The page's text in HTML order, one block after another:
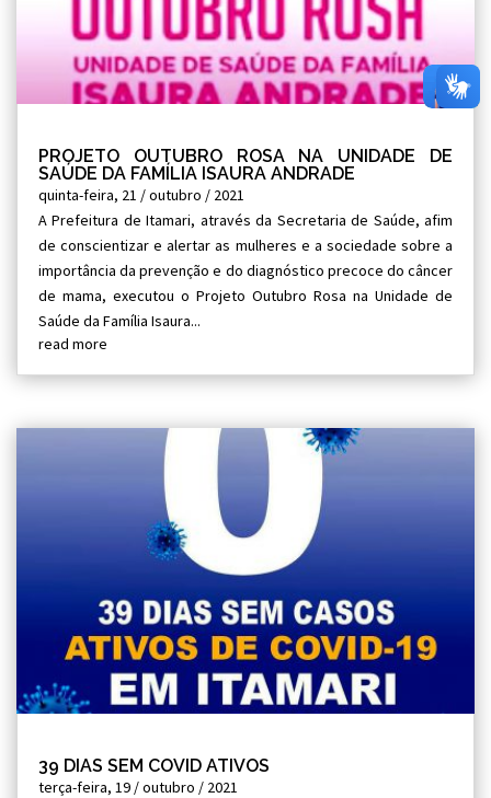
PROJETO OUTUBRO ROSA NA UNIDADE DE
SAÚDE DA FAMÍLIA ISAURA ANDRADE
quinta-feira, 21 / outubro / 2021
A Prefeitura de Itamari, através da Secretaria de Saúde, afim
de conscientizar e alertar as mulheres e a sociedade sobre a
importância da prevenção e do diagnóstico precoce do câncer
de mama, executou o Projeto Outubro Rosa na Unidade de
Saúde da Família Isaura...
read more
39 DIAS SEM COVID ATIVOS
terça-feira, 19 / outubro / 2021